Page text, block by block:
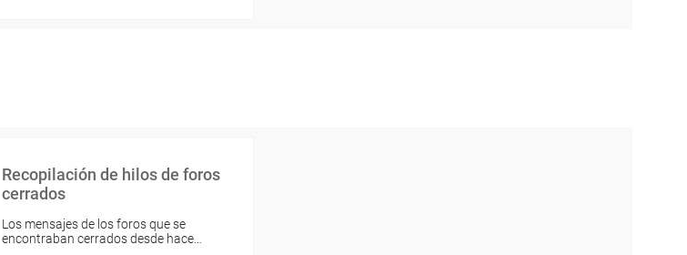
Recopilación de hilos de foros
cerrados
Los mensajes de los foros que se
encontraban cerrados desde hace…